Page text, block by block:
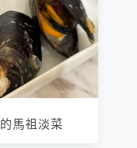
馬祖淡菜